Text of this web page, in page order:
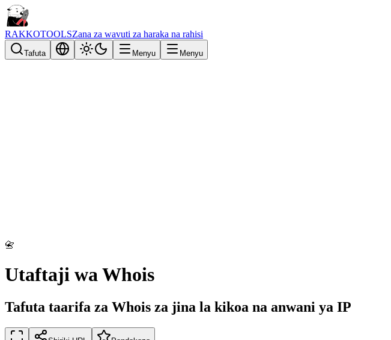
RAKKOTOOLSZana za wavuti za haraka na rahisi
Tafuta Menyu Menyu
📇
Utaftaji wa Whois
Tafuta taarifa za Whois za jina la kikoa na anwani ya IP